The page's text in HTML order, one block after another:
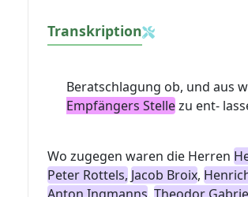
Transkription
Beratschlagung ob, und aus
Empfängers Stellezu ent-
Wo zugegen waren die Herren
Peter Rottels, Jacob Broix,